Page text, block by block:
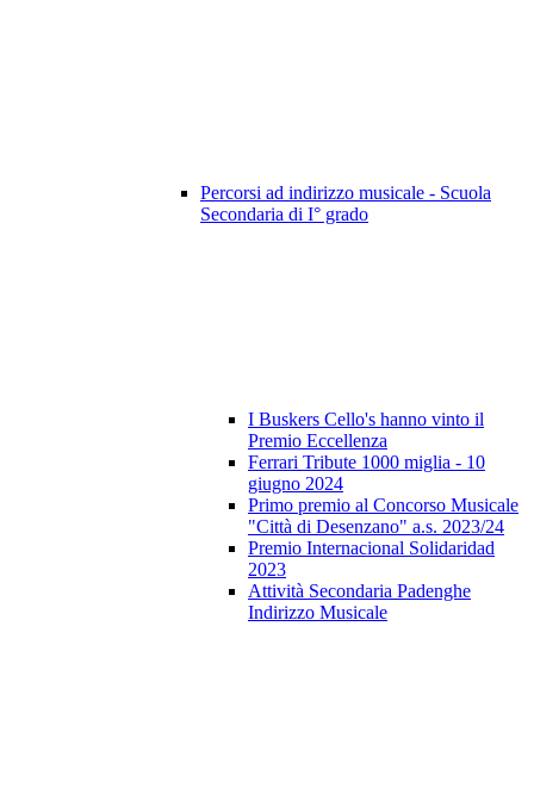
Percorsi ad indirizzo musicale - Scuola
Secondaria di I° grado
I Buskers Cello's hanno vinto il
Premio Eccellenza
Ferrari Tribute 1000 miglia - 10
giugno 2024
Primo premio al Concorso Musicale
"Città di Desenzano" a.s. 2023/24
Premio Internacional Solidaridad
2023
Attività Secondaria Padenghe
Indirizzo Musicale